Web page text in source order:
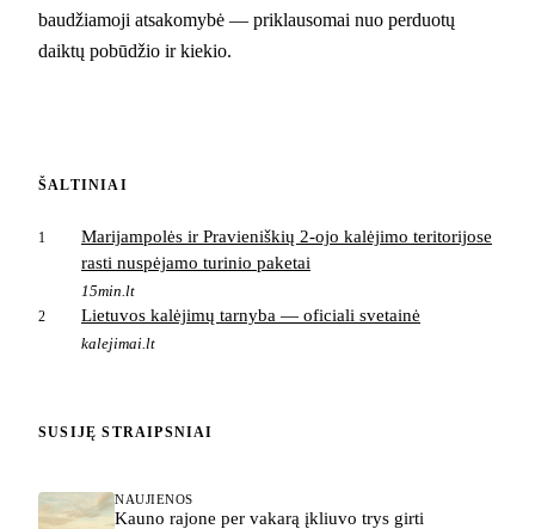
baudžiamoji atsakomybė — priklausomai nuo perduotų
daiktų pobūdžio ir kiekio.
ŠALTINIAI
1
Marijampolės ir Pravieniškių 2-ojo kalėjimo teritorijose
rasti nuspėjamo turinio paketai
15min.lt
2 Lietuvos kalėjimų tarnyba — oficiali svetainė
kalejimai.lt
SUSIJĘ STRAIPSNIAI
NAUJIENOS
Kauno rajone per vakarą įkliuvo trys girti